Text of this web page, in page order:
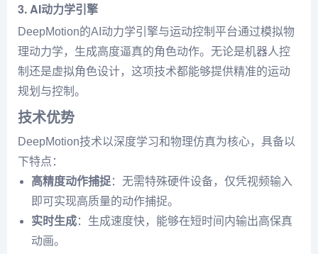
3. AI动力学引擎
DeepMotion的AI动力学引擎与运动控制平台通过模拟物
理动力学，生成高度逼真的角色动作。无论是机器人控
制还是虚拟角色设计，这项技术都能够提供精准的运动
规划与控制。
技术优势
DeepMotion技术以深度学习和物理仿真为核心，具备以
下特点：
高精度动作捕捉：无需特殊硬件设备，仅凭视频输入
即可实现高质量的动作捕捉。
实时生成：生成速度快，能够在短时间内输出高保真
动画。